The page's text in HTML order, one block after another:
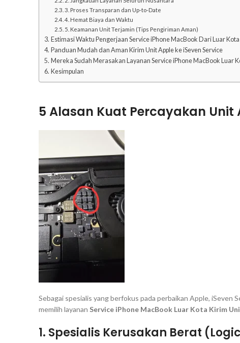
3. Proses Transparan dan Up-to-Date
4. Hemat Biaya dan Waktu
5. Keamanan Unit Terjamin (Tips Pengiriman Aman)
Estimasi Waktu Pengerjaan Service iPhone MacBook Dari Luar
Panduan Mudah dan Aman Kirim Unit Apple ke iSeven Service
Mereka Sudah Merasakan Layanan Service iPhone MacBook Luar
Kesimpulan
5 Alasan Kuat Percayakan Unit
Sebagai spesialis yang berfokus pada perbaikan Apple, iSeven
memilih layanan Service iPhone MacBook Luar Kota Kirim
1. Spesialis Kerusakan Berat (